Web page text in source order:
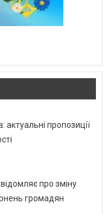
актуальні пропозиції
про зміну
громадян